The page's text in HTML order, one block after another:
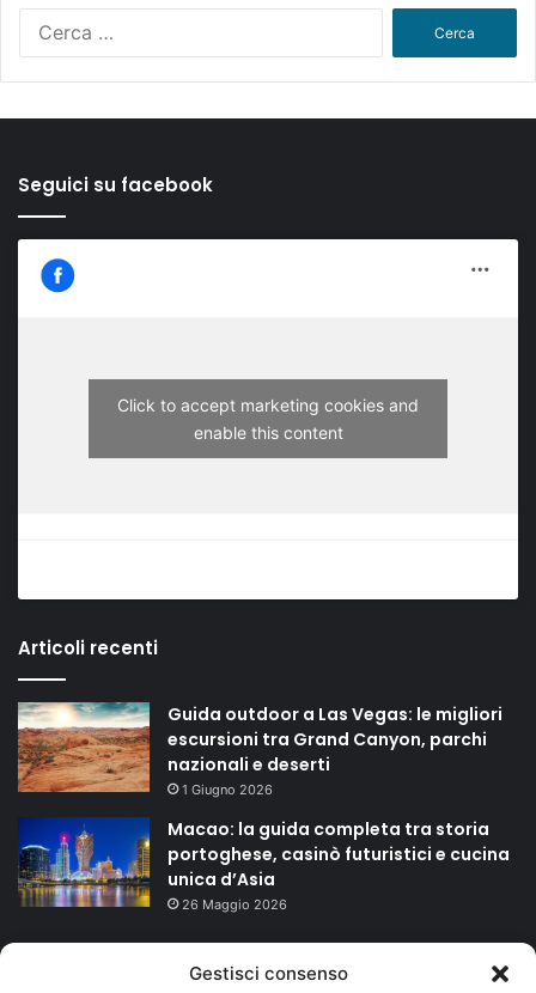
Gestisci consenso
Seguici su facebook
Click to accept marketing cookies and
enable this content
Articoli recenti
Guida outdoor a Las Vegas: le migliori
escursioni tra Grand Canyon, parchi
nazionali e deserti
1 Giugno 2026
Macao: la guida completa tra storia
portoghese, casinò futuristici e cucina
unica d’Asia
26 Maggio 2026